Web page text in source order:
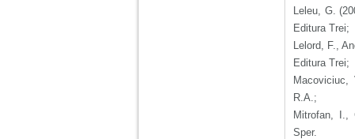
Leleu, G.
Editura Trei;
Lelord, F.,
Editura Trei;
R.A.;
Mitrofan, I.,
Sper.